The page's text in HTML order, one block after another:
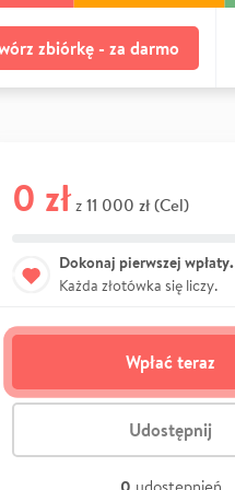
zbiórkę - za darmo
0 zł z 11 000 zł (Cel)
Dokonaj pierwszej wpłaty.
Każda złotówka się liczy.
Wpłać teraz
Udostępnij